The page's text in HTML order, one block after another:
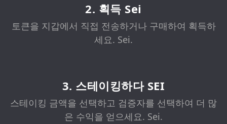
2. 획득 Sei
토큰을 지갑에서 직접 전송하거나 구매하여 획득하
세요. Sei.
3. 스테이킹하다 SEI
스테이킹 금액을 선택하고 검증자를 선택하여 더 많
은 수익을 얻으세요. Sei.